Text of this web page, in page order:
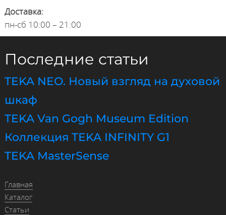
Доставка:
пн-сб 10:00 – 21:00
Последние статьи
TEKA NEO. Новый взгляд на духовой
шкаф
TEKA Van Gogh Museum Edition
Коллекция TEKA INFINITY G1
TEKA MasterSense
Главная
Каталог
Статьи